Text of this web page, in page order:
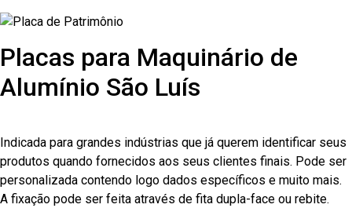
Placas para Maquinário de
Alumínio São Luís
Indicada para grandes indústrias que já querem identificar seus
produtos quando fornecidos aos seus clientes finais. Pode ser
personalizada contendo logo dados específicos e muito mais.
A fixação pode ser feita através de fita dupla-face ou rebite.